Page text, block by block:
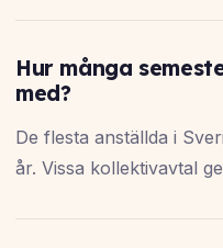
Hur många
med?
De flesta anställda i
år. Vissa kollektivavtal